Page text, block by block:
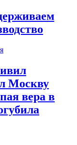
Москву
вера в